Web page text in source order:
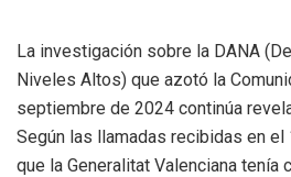
La investigación sobre la DANA
Niveles Altos) que azotó la
septiembre de 2024 continúa
Según las llamadas recibidas en el
que la Generalitat Valenciana tenía